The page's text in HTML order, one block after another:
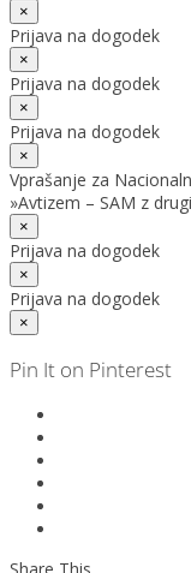
×
Prijava na dogodek
×
Prijava na dogodek
×
Prijava na dogodek
×
Vprašanje za
»Avtizem – SAM z
×
Prijava na dogodek
×
Prijava na dogodek
×
Pin It on Pinterest